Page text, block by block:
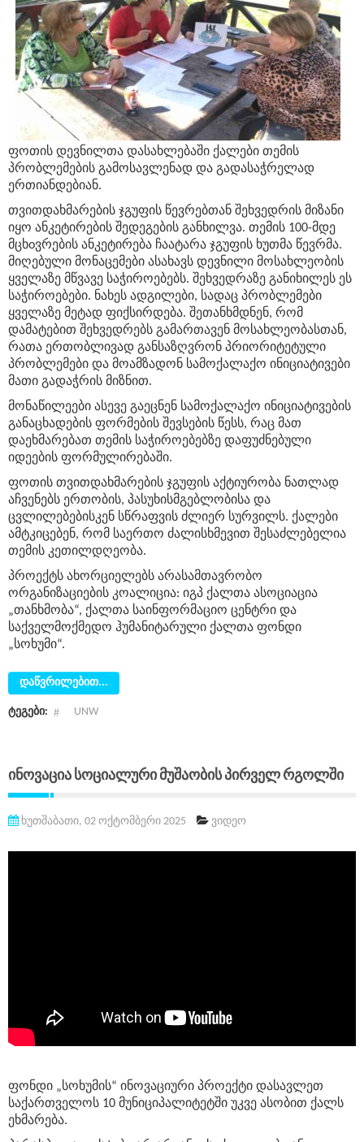
ფოთის დევნილთა დასახლებაში ქალები თემის
პრობლემების გამოსავლენად და გადასაჭრელად
ერთიანდებიან.
თვითდახმარების ჯგუფის წევრებთან შეხვედრის მიზანი
იყო ანკეტირების შედეგების განხილვა. თემის 100-მდე
მცხoვრების ანკეტირება ჩაატარა ჯგუფის ხუთმა წევრმა.
მიღებული მონაცემები ასახავს დევნილი მოსახლეობის
ყველაზე მწვავე საჭიროებებს. შეხვედრაზე განიხილეს ეს
საჭიროებები. ნახეს ადგილები, სადაც პრობლემები
ყველაზე მეტად ფიქსირდება. შეთანხმდნენ, რომ
დამატებით შეხვედრებს გამართავენ მოსახლეობასთან,
რათა ერთობლივად განსაზღვრონ პრიორიტეტული
პრობლემები და მოამზადონ სამოქალაქო ინიციატივები
მათი გადაჭრის მიზნით.
მონაწილეები ასევე გაეცნენ სამოქალაქო ინიციატივების
განაცხადების ფორმების შევსების წესს, რაც მათ
დაეხმარებათ თემის საჭიროებებზე დაფუძნებული
იდეების ფორმულირებაში.
ფოთის თვითდახმარების ჯგუფის აქტიურობა ნათლად
აჩვენებს ერთობის, პასუხისმგებლობისა და
ცვლილებებისკენ სწრაფვის ძლიერ სურვილს. ქალები
ამტკიცებენ, რომ საერთო ძალისხმევით შესაძლებელია
თემის კეთილდღეობა.
პროექტს ახორციელებს არასამთავრობო
ორგანიზაციების კოალიცია: იგპ ქალთა ასოციაცია
„თანხმობა“, ქალთა საინფორმაციო ცენტრი და
საქველმოქმედო ჰუმანიტარული ქალთა ფონდი
„სოხუმი“.
დაწვრილებით...
ტეგები: UNW
Ინოვაცია Სოციალური Მუშაობის Პირველ Რგოლში
ხუთშაბათი, 02 ოქტომბერი 2025 ვიდეო
ფონდი „სოხუმის“ ინოვაციური პროექტი დასავლეთ
საქართველოს 10 მუნიციპალიტეტში უკვე ასობით ქალს
ეხმარება.